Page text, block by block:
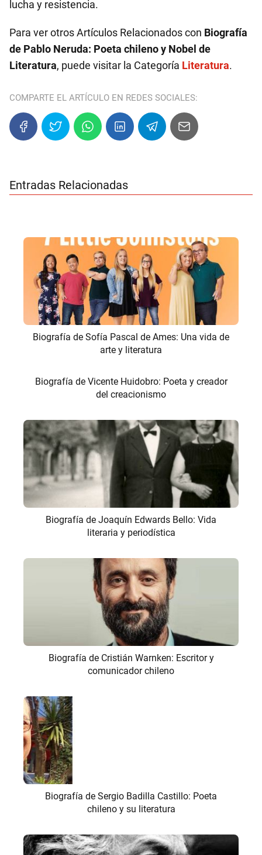
lucha y resistencia.
Para ver otros Artículos Relacionados con Biografía
de Pablo Neruda: Poeta chileno y Nobel de
Literatura, puede visitar la Categoría Literatura.
COMPARTE EL ARTÍCULO EN REDES SOCIALES:
Entradas Relacionadas
Biografía de Sofía Pascal de Ames: Una vida de
arte y literatura
Biografía de Vicente Huidobro: Poeta y creador
del creacionismo
Biografía de Joaquín Edwards Bello: Vida
literaria y periodística
Biografía de Cristián Warnken: Escritor y
comunicador chileno
Biografía de Sergio Badilla Castillo: Poeta
chileno y su literatura